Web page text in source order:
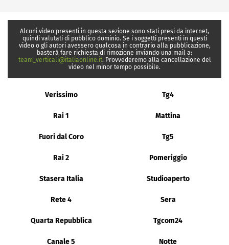
Alcuni video presenti in questa sezione sono stati presi da internet,
quindi valutati di pubblico dominio. Se i soggetti presenti in questi
video o gli autori avessero qualcosa in contrario alla pubblicazione,
basterà fare richiesta di rimozione inviando una mail a:
team_verticali@italiaonline.it. Provvederemo alla cancellazione del
video nel minor tempo possibile.
Verissimo Tg4
Rai 1 Mattina
Fuori dal Coro Tg5
Rai 2 Pomeriggio
Stasera Italia Studioaperto
Rete 4 Sera
Quarta Repubblica Tgcom24
Canale 5 Notte